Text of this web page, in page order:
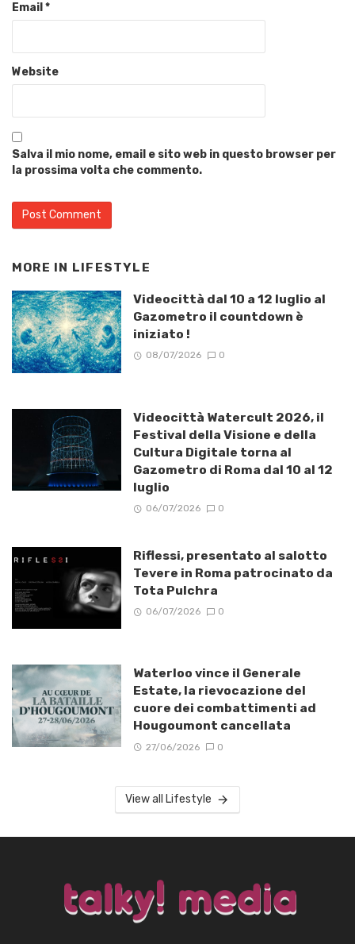
Email*
Website
Salva il mio nome, email e sito web in questo browser per
la prossima volta che commento.
MORE IN LIFESTYLE
Videocittà dal 10 a 12 luglio al
Gazometro il countdown è
iniziato !
08/07/2026 0
Videocittà Watercult 2026, il
Festival della Visione e della
Cultura Digitale torna al
Gazometro di Roma dal 10 al 12
luglio
06/07/2026 0
Riflessi, presentato al salotto
Tevere in Roma patrocinato da
Tota Pulchra
06/07/2026 0
Waterloo vince il Generale
Estate, la rievocazione del
cuore dei combattimenti ad
Hougoumont cancellata
27/06/2026 0
View all Lifestyle